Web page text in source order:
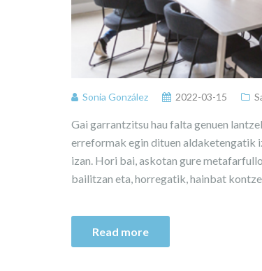
Sonia González 2022-03-15
Gai garrantzitsu hau falta genuen
erreformak egin dituen aldaketengatik
izan. Hori bai, askotan gure
bailitzan eta, horregatik, hainbat
Read more